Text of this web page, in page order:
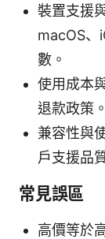
裝置支援
macOS、
數。
使用成本
退款政策。
兼容性與
戶支援品
常見誤區
高價等於